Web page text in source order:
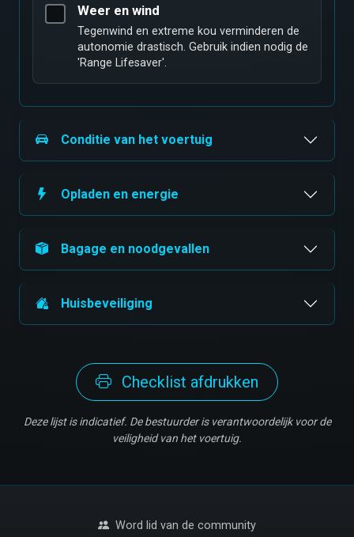
Weer en wind
Tegenwind en extreme kou verminderen de
autonomie drastisch. Gebruik indien nodig de
'Range Lifesaver'.
Conditie van het voertuig
Opladen en energie
Bagage en noodgevallen
Huisbeveiliging
Checklist afdrukken
Deze lijst is indicatief. De bestuurder is verantwoordelijk voor de
veiligheid van het voertuig.
Word lid van de community